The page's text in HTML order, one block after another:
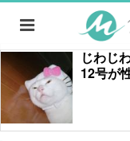
じわじ
12号が